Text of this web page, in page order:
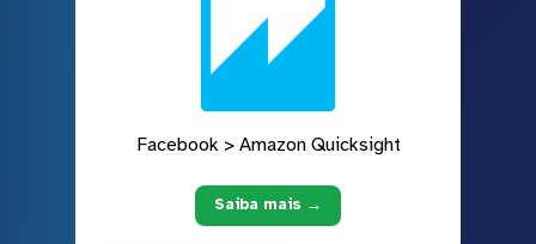
Facebook > Amazon Quicksight
Saiba mais →